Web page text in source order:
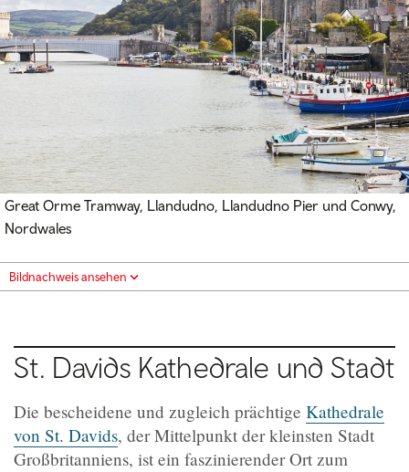
Great Orme Tramway, Llandudno, Llandudno Pier und Conwy,
Nordwales
Bildnachweis ansehen
St. Davids Kathedrale und Stadt
Die bescheidene und zugleich prächtige Kathedrale
von St. Davids, der Mittelpunkt der kleinsten Stadt
Großbritanniens, ist ein faszinierender Ort zum